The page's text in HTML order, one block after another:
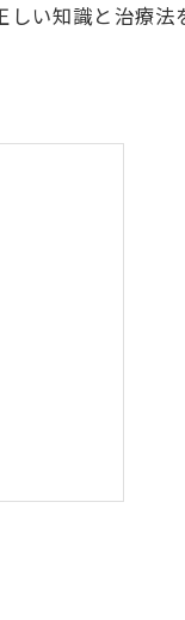
い知識と治療